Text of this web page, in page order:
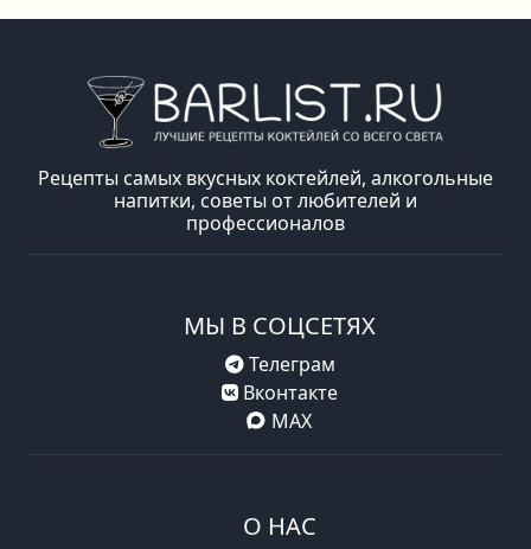
Рецепты самых вкусных коктейлей, алкогольные
напитки, советы от любителей и
профессионалов
МЫ В СОЦСЕТЯХ
Телеграм
Вконтакте
MAX
О НАС